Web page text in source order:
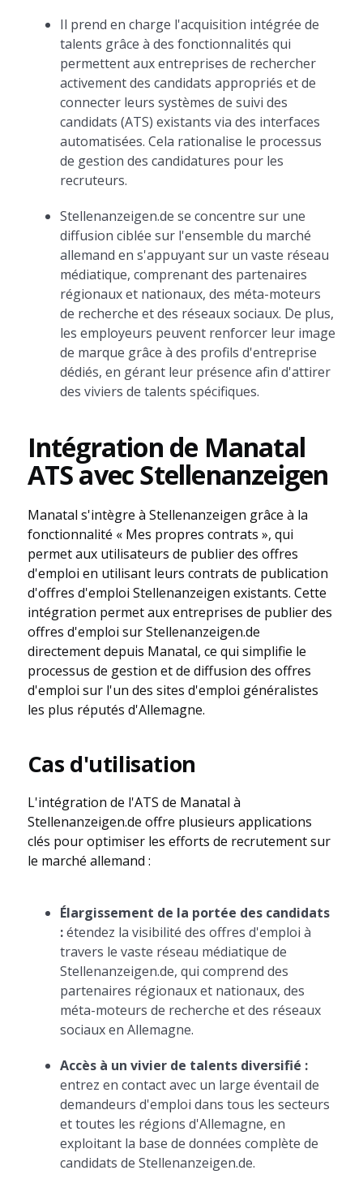
Il prend en charge l'acquisition intégrée de
talents grâce à des fonctionnalités qui
permettent aux entreprises de rechercher
activement des candidats appropriés et de
connecter leurs systèmes de suivi des
candidats (ATS) existants via des interfaces
automatisées. Cela rationalise le processus
de gestion des candidatures pour les
recruteurs.
Stellenanzeigen.de se concentre sur une
diffusion ciblée sur l'ensemble du marché
allemand en s'appuyant sur un vaste réseau
médiatique, comprenant des partenaires
régionaux et nationaux, des méta-moteurs
de recherche et des réseaux sociaux. De plus,
les employeurs peuvent renforcer leur image
de marque grâce à des profils d'entreprise
dédiés, en gérant leur présence afin d'attirer
des viviers de talents spécifiques.
Intégration de Manatal
ATS avec Stellenanzeigen
Manatal s'intègre à Stellenanzeigen grâce à la
fonctionnalité « Mes propres contrats », qui
permet aux utilisateurs de publier des offres
d'emploi en utilisant leurs contrats de publication
d'offres d'emploi Stellenanzeigen existants. Cette
intégration permet aux entreprises de publier des
offres d'emploi sur Stellenanzeigen.de
directement depuis Manatal, ce qui simplifie le
processus de gestion et de diffusion des offres
d'emploi sur l'un des sites d'emploi généralistes
les plus réputés d'Allemagne.
Cas d'utilisation
L'intégration de l'ATS de Manatal à
Stellenanzeigen.de offre plusieurs applications
clés pour optimiser les efforts de recrutement sur
le marché allemand :
Élargissement de la portée des candidats
:étendez la visibilité des offres d'emploi à
travers le vaste réseau médiatique de
Stellenanzeigen.de, qui comprend des
partenaires régionaux et nationaux, des
méta-moteurs de recherche et des réseaux
sociaux en Allemagne.
Accès à un vivier de talents diversifié :
entrez en contact avec un large éventail de
demandeurs d'emploi dans tous les secteurs
et toutes les régions d'Allemagne, en
exploitant la base de données complète de
candidats de Stellenanzeigen.de.